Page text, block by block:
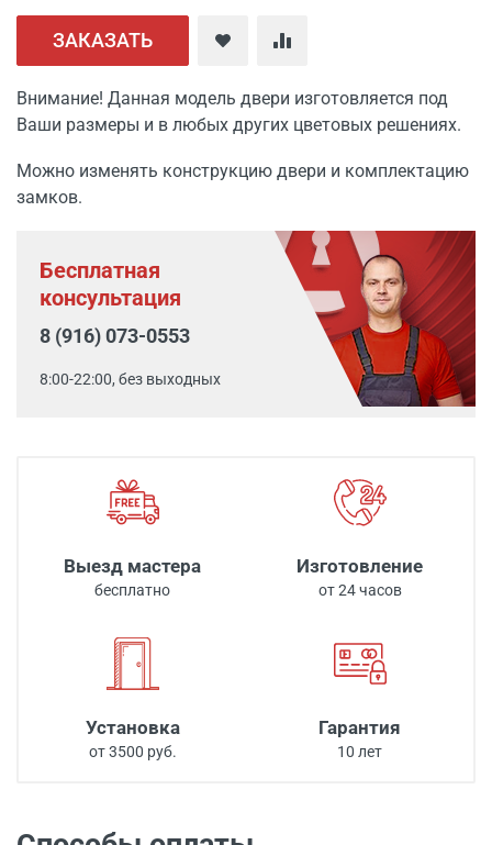
ЗАКАЗАТЬ
Внимание! Данная модель двери изготовляется под
Ваши размеры и в любых других цветовых решениях.
Можно изменять конструкцию двери и комплектацию
замков.
Бесплатная
консультация
8 (916) 073-0553
8:00-22:00, без выходных
Выезд мастера
бесплатно
Изготовление
от 24 часов
Установка
от 3500 руб.
Гарантия
10 лет